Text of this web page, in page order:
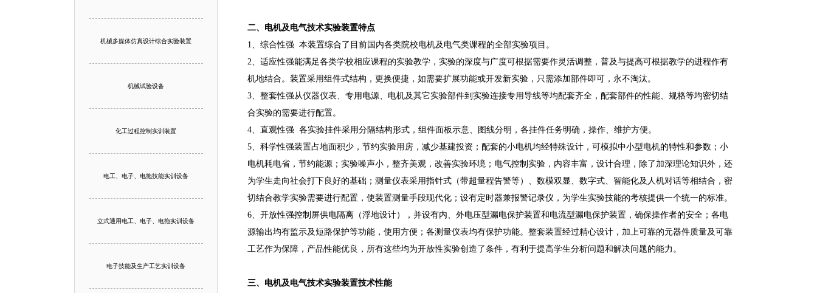
机械多媒体仿真设计综合实验装置
机械试验设备
化工过程控制实训装置
电工、电子、电拖技能实训设备
立式通用电工、电子、电拖实训设备
电子技能及生产工艺实训设备
二、电机及电气技术实验装置特点
1、综合性强 本装置综合了目前国内各类院校电机及电气类课程的全部实验项目。
2、适应性强能满足各类学校相应课程的实验教学，实验的深度与广度可根据需要作灵活调整，普及与提高可根据教学的进程作有
机地结合。装置采用组件式结构，更换便捷，如需要扩展功能或开发新实验，只需添加部件即可，永不淘汰。
3、整套性强从仪器仪表、专用电源、电机及其它实验部件到实验连接专用导线等均配套齐全，配套部件的性能、规格等均密切结
合实验的需要进行配置。
4、直观性强 各实验挂件采用分隔结构形式，组件面板示意、图线分明，各挂件任务明确，操作、维护方便。
5、科学性强装置占地面积少，节约实验用房，减少基建投资；配套的小电机均经特殊设计，可模拟中小型电机的特性和参数；小
电机耗电省，节约能源；实验噪声小，整齐美观，改善实验环境；电气控制实验，内容丰富，设计合理，除了加深理论知识外，还
为学生走向社会打下良好的基础；测量仪表采用指针式（带超量程告警等）、数模双显、数字式、智能化及人机对话等相结合，密
切结合教学实验需要进行配置，使装置测量手段现代化；设有定时器兼报警记录仪，为学生实验技能的考核提供一个统一的标准。
6、开放性强控制屏供电隔离（浮地设计），并设有内、外电压型漏电保护装置和电流型漏电保护装置，确保操作者的安全；各电
源输出均有监示及短路保护等功能，使用方便；各测量仪表均有保护功能。整套装置经过精心设计，加上可靠的元器件质量及可靠
工艺作为保障，产品性能优良，所有这些均为开放性实验创造了条件，有利于提高学生分析问题和解决问题的能力。
三、电机及电气技术实验装置技术性能